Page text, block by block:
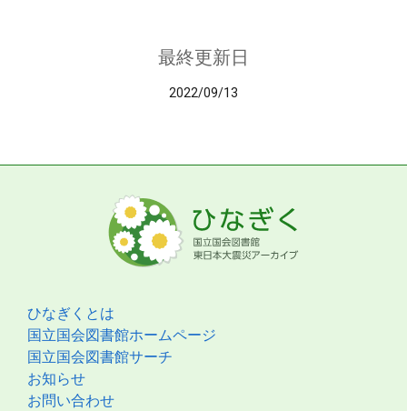
最終更新日
2022/09/13
ひなぎくとは
国立国会図書館ホームページ
国立国会図書館サーチ
お知らせ
お問い合わせ